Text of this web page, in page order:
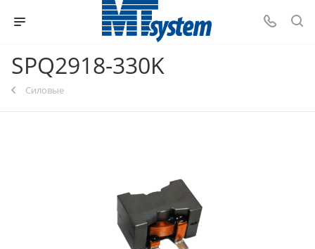
SPQ2918-330K
Силовые